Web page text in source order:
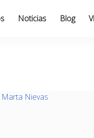
Noticias Blog